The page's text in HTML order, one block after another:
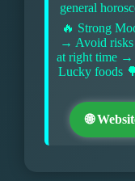
general
🔥 Strong
→ Avoid risks
at right time →
Lucky foods
🌐